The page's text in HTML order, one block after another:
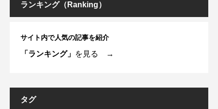
ランキング（Ranking）
サイト内で人気の記事を紹介
「ランキング」 を見る →
タグ